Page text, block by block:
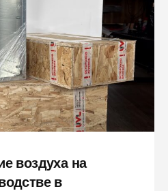
воздуха на
в